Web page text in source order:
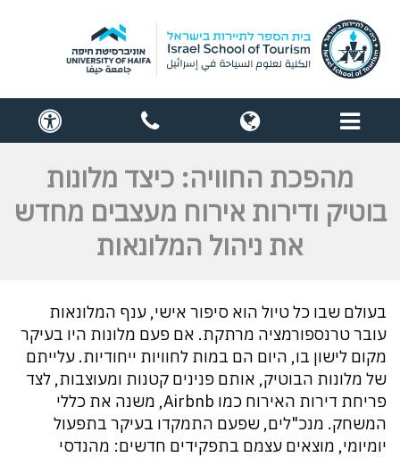
תפריט globe
contact
us
מהפכת החוויה: כיצד מלונות
בוטיק ודירות אירוח מעצבים מחדש
את ניהול המלונאות
בעולם שבו כל טיול הוא סיפור אישי, ענף המלונאות
עובר טרנספורמציה מרתקת. אם פעם מלונות היו בעיקר
מקום לישון בו, היום הם במות לחוויות ייחודיות. עלייתם
של מלונות הבוטיק, אותם פנינים קטנות ומעוצבות, לצד
פריחת דירות האירוח כמו Airbnb, משנה את כללי
המשחק. מנכ"לים, שפעם התמקדו בעיקר בתפעול
יומיומי, מוצאים עצמם בתפקידים חדשים: מהנדסי